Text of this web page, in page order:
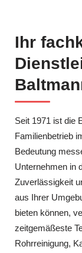
Ihr
Seit 1971 ist die
Familienbetrieb
Bedeutung
Unternehmen in
Zuverlässigkeit
aus Ihrer
bieten können,
zeitgemäßeste
Rohrreinigung,